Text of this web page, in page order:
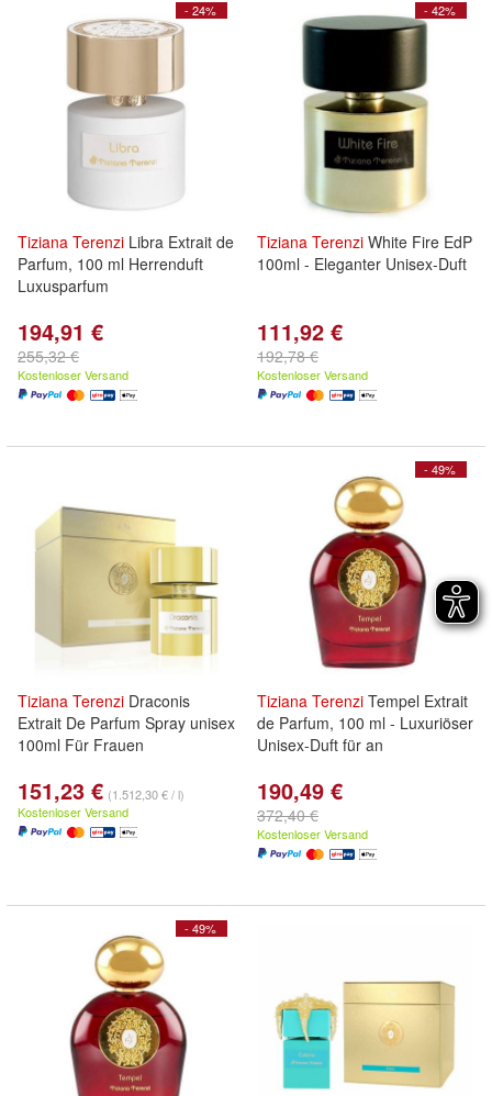
- 24%
Tiziana Terenzi Libra Extrait de
Parfum, 100 ml Herrenduft
Luxusparfum
194,91 €
255,32 €
Kostenloser Versand
- 42%
Tiziana Terenzi White Fire EdP
100ml - Eleganter Unisex-Duft
111,92 €
192,78 €
Kostenloser Versand
Tiziana Terenzi Draconis
Extrait De Parfum Spray unisex
100ml Für Frauen
151,23 € (1.512,30 € / l)
Kostenloser Versand
- 49%
Tiziana Terenzi Tempel Extrait
de Parfum, 100 ml - Luxuriöser
Unisex-Duft für an
190,49 €
372,40 €
Kostenloser Versand
- 49%